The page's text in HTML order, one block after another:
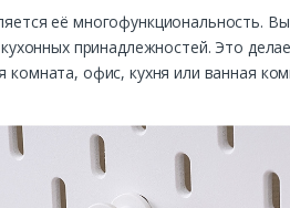
её многофункциональность.
принадлежностей. Это
офис, кухня или ванная